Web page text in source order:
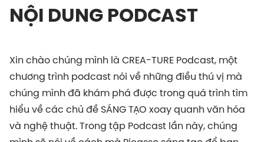
NỘI DUNG PODCAST
Xin chào chúng mình là CREA-TURE Podcast, một
chương trình podcast nói về những điều thú vị mà
chúng mình đã khám phá được trong quá trình tìm
hiểu về các chủ đề SÁNG TẠO xoay quanh văn hóa
và nghệ thuật. Trong tập Podcast lần này, chúng